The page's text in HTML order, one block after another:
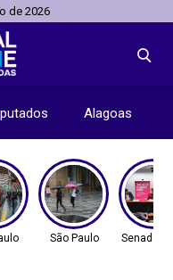
de 2026
Alagoas
São Paulo Senado